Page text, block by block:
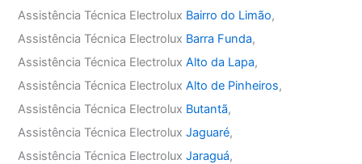
Assistência Técnica Electrolux Bairro do Limão,
Assistência Técnica Electrolux Barra Funda,
Assistência Técnica ElectroluxAlto da Lapa,
Assistência Técnica ElectroluxAlto de Pinheiros,
Assistência Técnica Electrolux Butantã,
Assistência Técnica ElectroluxJaguaré,
Assistência Técnica ElectroluxJaraguá,